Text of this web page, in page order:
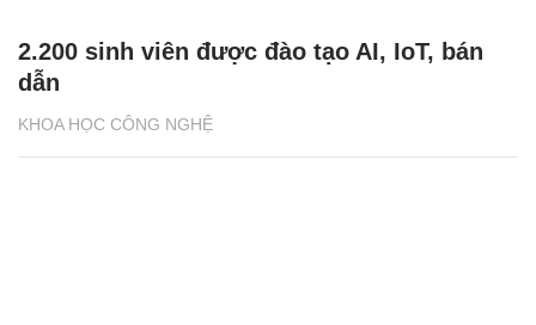
KHOA HỌC CÔNG NGHỆ
2.200 sinh viên được đào tạo AI, IoT, bán
dẫn